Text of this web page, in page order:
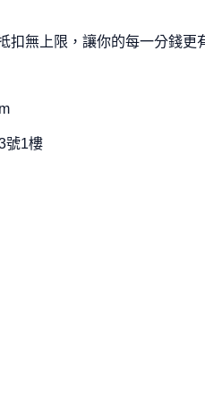
扣無上限，讓你的每一分錢更
號1樓